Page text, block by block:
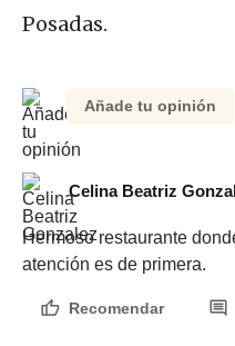
Posadas.
Añade tu opinión
Celina Beatriz
Hermoso restaurante
atención es de primera.
Recomendar